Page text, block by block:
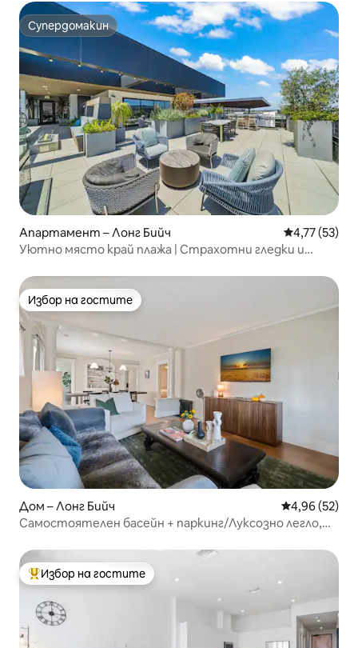
Супердомакин
Супердомакин
Апартамент – Лонг Бийч Средна
4,77 (53)
Уютно място край плажа | Страхотни гледки и
Избор на гостите
Избор на гостите
Дом – Лонг Бийч Средна
4,96 (52)
Самостоятелен басейн + паркинг/Луксозно легло,
Най-популярен избор на гостите
Избор на гостите